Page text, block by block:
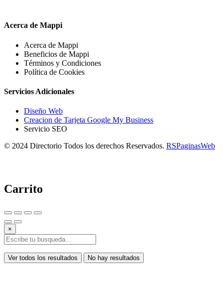
Acerca de Mappi
Acerca de Mappi
Beneficios de Mappi
Términos y Condiciones
Política de Cookies
Servicios Adicionales
Diseño Web
Creacion de Tarjeta Google My Business
Servicio SEO
© 2024 Directorio Todos los derechos Reservados. RSPaginasWeb
Carrito
×
Ver todos los resultados No hay resultados